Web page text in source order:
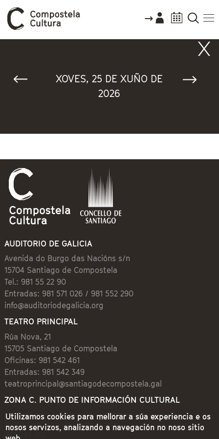
XOVES, 25 DE XUÑO DE
2026
AUDITORIO DE GALICIA
Avenida do Burgo das Nacións s/n
15704 Santiago de Compostela
Tel.: 981 55 22 90
Entradas: 981 571 026 / 981 552 290
info@auditoriodegalicia.org
TEATRO PRINCIPAL
Rúa Nova, 21
15705 Santiago de Compostela
Oficinas: 981 542 461
Entradas: 981 542 349
teatroprincipal@santiagodecompostela.gal
ZONA C. PUNTO DE INFORMACIÓN CULTURAL
Preguntoiro, 1 (Praza de Cervantes)
15704 Santiago de Compostela
981 542 462
Utilizamos cookies para mellorar a súa experiencia e os
nosos servizos, analizando a navegación no noso sitio